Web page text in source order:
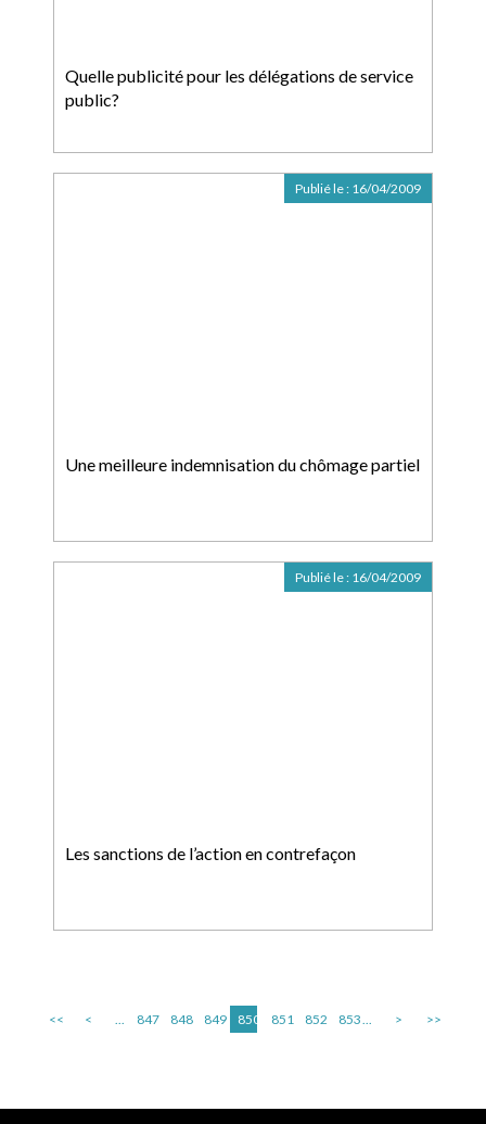
Quelle publicité pour les délégations de service
public?
Une meilleure indemnisation du chômage partiel
Publié le : 16/04/2009
Les sanctions de l’action en contrefaçon
Publié le : 16/04/2009
<< < ... 847 848 849 850 851 852 853... > >>